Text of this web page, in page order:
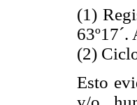
(1)
(2)
Esto